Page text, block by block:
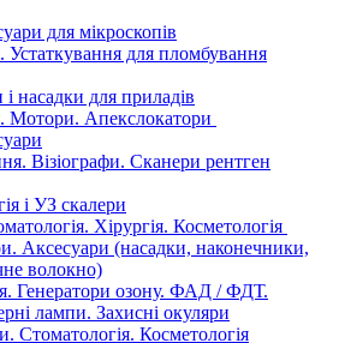
для мікроскопів
Устаткування для пломбування
і насадки для приладів
Мотори. Апекслокатори
Візіографи. Сканери рентген
і УЗ cкалери
Хірургія. Косметологія
Аксесуари (насадки, наконечники,
волокно)
Генератори озону. ФАД / ФДТ.
лампи. Захисні окуляри
Стоматологія. Косметологія